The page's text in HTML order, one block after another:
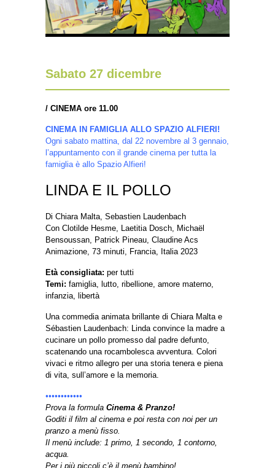
Sabato 27 dicembre
/ CINEMA ore 11.00
CINEMA IN FAMIGLIA ALLO SPAZIO ALFIERI!
Ogni sabato mattina, dal 22 novembre al 3 gennaio,
l’appuntamento con il grande cinema per tutta la
famiglia è allo Spazio Alfieri!
LINDA E IL POLLO
Di Chiara Malta, Sebastien Laudenbach
Con Clotilde Hesme, Laetitia Dosch, Michaël
Bensoussan, Patrick Pineau, Claudine Acs
Animazione, 73 minuti, Francia, Italia 2023
Età consigliata: per tutti
Temi: famiglia, lutto, ribellione, amore materno,
infanzia, libertà
Una commedia animata brillante di Chiara Malta e
Sébastien Laudenbach: Linda convince la madre a
cucinare un pollo promesso dal padre defunto,
scatenando una rocambolesca avventura. Colori
vivaci e ritmo allegro per una storia tenera e piena
di vita, sull’amore e la memoria.
••••••••••••
Prova la formula Cinema & Pranzo!
Goditi il film al cinema e poi resta con noi per un
pranzo a menù fisso.
Il menù include: 1 primo, 1 secondo, 1 contorno,
acqua.
Per i più piccoli c’è il menù bambino!